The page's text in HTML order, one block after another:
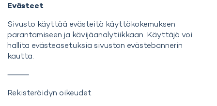
Evästeet
Sivusto käyttää evästeitä käyttökokemuksen
parantamiseen ja kävijäanalytiikkaan. Käyttäjä voi
hallita evästeasetuksia sivuston evästebannerin
kautta.
⸻
Rekisteröidyn oikeudet